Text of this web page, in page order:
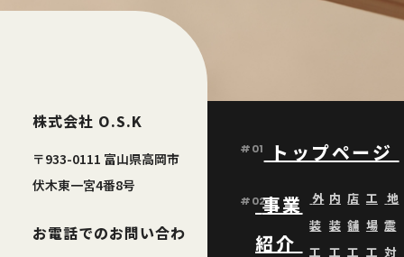
株式会社 O.S.K
〒933-0111 富山県高岡市
伏木東一宮4番8号
お電話でのお問い合わ
#01 トップページ
#02事業
紹介
外
装
工
内
装
工
店
舗
工
工
場
工
地
震
対